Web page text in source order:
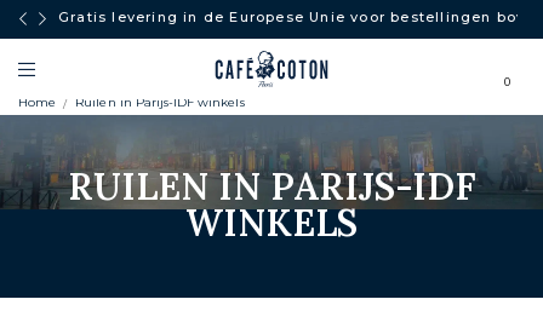
Unie voor bestellingen boven VOLLE ZON: -50% vanaf 2
0
Home Ruilen in Parijs-IDF winkels
RUILEN IN PARIJS-IDF
WINKELS